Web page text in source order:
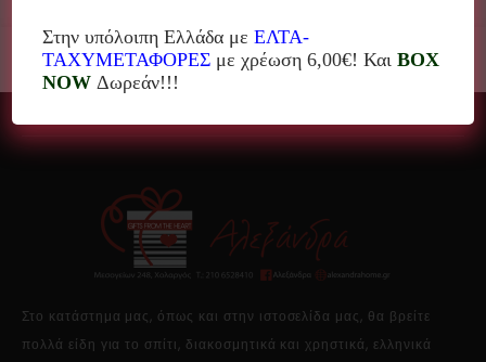
Στο κατάστημα μας, όπως και στην ιστοσελίδα μας, θα βρείτε
πολλά είδη για το σπίτι, διακοσμητικά και χρηστικά, ελληνικά
Στην υπόλοιπη Ελλάδα μεΕΛΤΑ-
ΤΑΧΥΜΕΤΑΦΟΡΕΣ με χρέωση 6,00€! ΚαιBOX
NOW Δωρεάν!!!